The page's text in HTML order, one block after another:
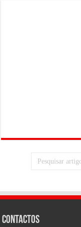
Contactos